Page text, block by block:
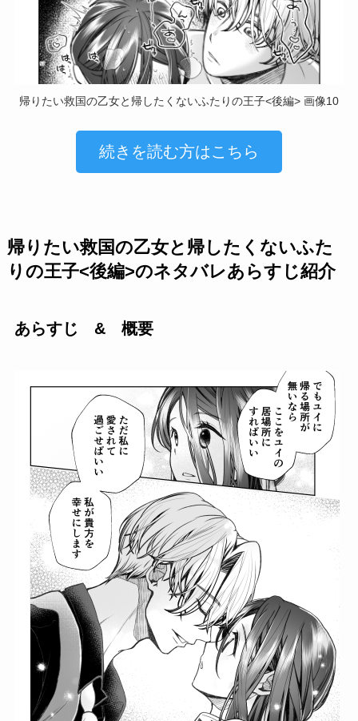
帰りたい救国の乙女と帰したくないふたりの王子<後編> 画像10
続きを読む方はこちら
帰りたい救国の乙女と帰したくないふた
りの王子<後編>のネタバレあらすじ紹介
あらすじ & 概要